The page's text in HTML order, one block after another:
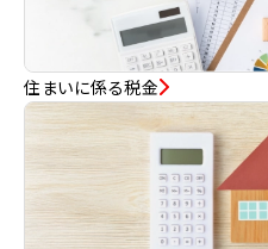
住まいに係る税金